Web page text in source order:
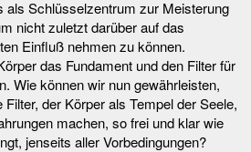
als Schlüsselzentrum zur Meisterung
nicht zuletzt darüber auf das
Einfluß nehmen zu können.
das Fundament und den Filter für
Wie können wir nun gewährleisten,
der Körper als Tempel der Seele,
machen, so frei und klar wie
jenseits aller Vorbedingungen?